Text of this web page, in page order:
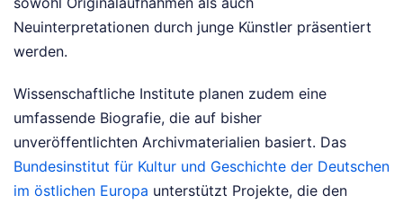
Neuinterpretationen durch junge Künstler präsentiert
werden.
Wissenschaftliche Institute planen zudem eine
umfassende Biografie, die auf bisher
unveröffentlichten Archivmaterialien basiert. Das
Bundesinstitut für Kultur und Geschichte der Deutschen
im östlichen Europa unterstützt Projekte, die den